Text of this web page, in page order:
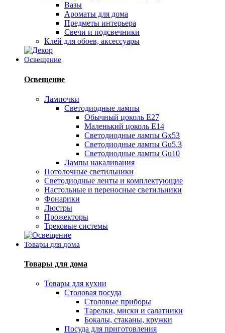
Вазы
Ароматы для дома
Предметы интерьера
Свечи и подсвечники
Клей для обоев, аксессуары
Освещение
Освещение
Лампочки
Светодиодные лампы
Обычный цоколь Е27
Маленький цоколь Е14
Светодиодные лампы Gx53
Светодиодные лампы Gu5.3
Светодиодные лампы Gu10
Лампы накаливания
Потолочные светильники
Светодиодные ленты и комплектующие
Настольные и переносные светильники
Фонарики
Люстры
Прожекторы
Трековые системы
Товары для дома
Товары для дома
Товары для кухни
Столовая посуда
Столовые приборы
Тарелки, миски и салатники
Бокалы, стаканы, кружки
Посуда для приготовления